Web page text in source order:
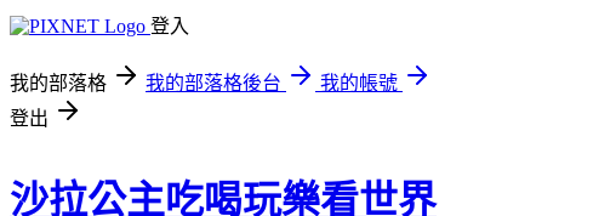
登入
我的部落格 我的部落格後台
我的帳號
登出
沙拉公主吃喝玩樂看世界